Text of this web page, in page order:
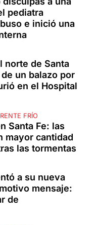
pediatra
e inició una
norte de Santa
un balazo por
en el Hospital
FRÍO
Santa Fe: las
mayor cantidad
las tormentas
a su nueva
mensaje:
de